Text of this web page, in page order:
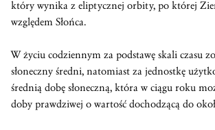
który wynika z eliptycznej orbity, po której
względem Słońca.
W życiu codziennym za podstawę skali czasu
słoneczny średni, natomiast za jednostkę
średnią dobę słoneczną, która w ciągu roku
doby prawdziwej o wartość dochodzącą do